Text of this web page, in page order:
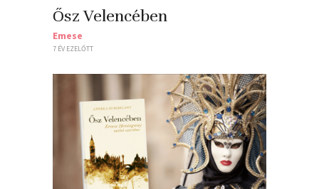
Ősz Velencében
Emese
7 ÉV EZELŐTT